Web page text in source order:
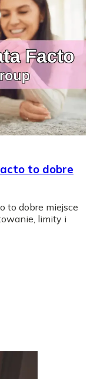
to dobre
to dobre miejsce
limity i